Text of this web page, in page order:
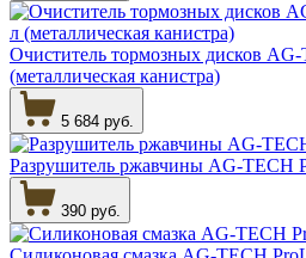
Очиститель тормозных дисков
(металлическая канистра)
5 684 руб.
Разрушитель ржавчины AG-TECH
390 руб.